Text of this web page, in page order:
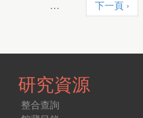
…
下一頁 ›
研究資源
整合查詢